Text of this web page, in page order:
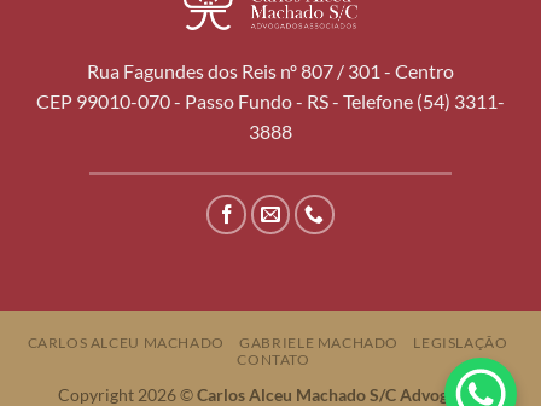
Rua Fagundes dos Reis nº 807 / 301 - Centro
CEP 99010-070 - Passo Fundo - RS - Telefone (54) 3311-
3888
CARLOS ALCEU MACHADO GABRIELE MACHADO
LEGISLAÇÃO
CONTATO
Copyright 2026 ©Carlos Alceu Machado S/C Advogados